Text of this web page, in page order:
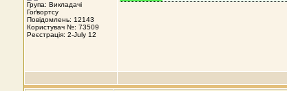
Група: Викладачі
Гоґвортсу
Повідомлень: 12143
Користувач №: 73509
Реєстрація: 2-July 12